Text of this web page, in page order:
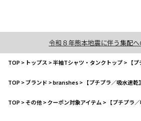
令和８年熊本地震に伴う集配
TOP> トップス >半袖Tシャツ・タンクトップ> 【プ
TOP>ブランド >branshes> 【プチプラ／吸水速
TOP>その他>クーポン対象アイテム > 【プチプラ／